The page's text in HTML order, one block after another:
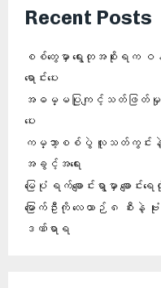
Recent Posts
စစ်တွေမှာ ရွေးတုအစိုးရက
ရောင်းပေး
အဓမ္မပြုကျင့်သတ်ဖြ
ပေး
ကမ္ဘာ့စစ်ပွဲ လူသတ်ကွင်
အခွင့်အရေး
မြေပုံ ရက်ချောင်းရွာမှာ ချောင်
မြောက်ဦးကို လေယာဉ် ၈ စီး
ဒဏ်ရာရ